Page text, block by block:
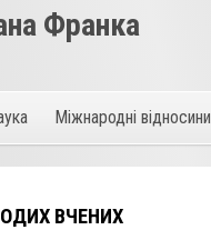
Франка
Міжнародні відносини
ВЧЕНИХ